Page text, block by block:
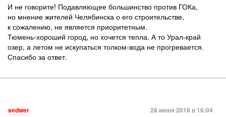
И не говорите! Подавляющее большинство против ГОКа,
но мнение жителей Челябинска о его строительстве,
к сожалению, не является приоритетным.
Тюмень-хороший город, но хочется тепла. А то Урал-край
озер, а летом не искупаться толком-вода не прогревается.
Спасибо за ответ.
sedwer 28 июня 2016 в 16:04